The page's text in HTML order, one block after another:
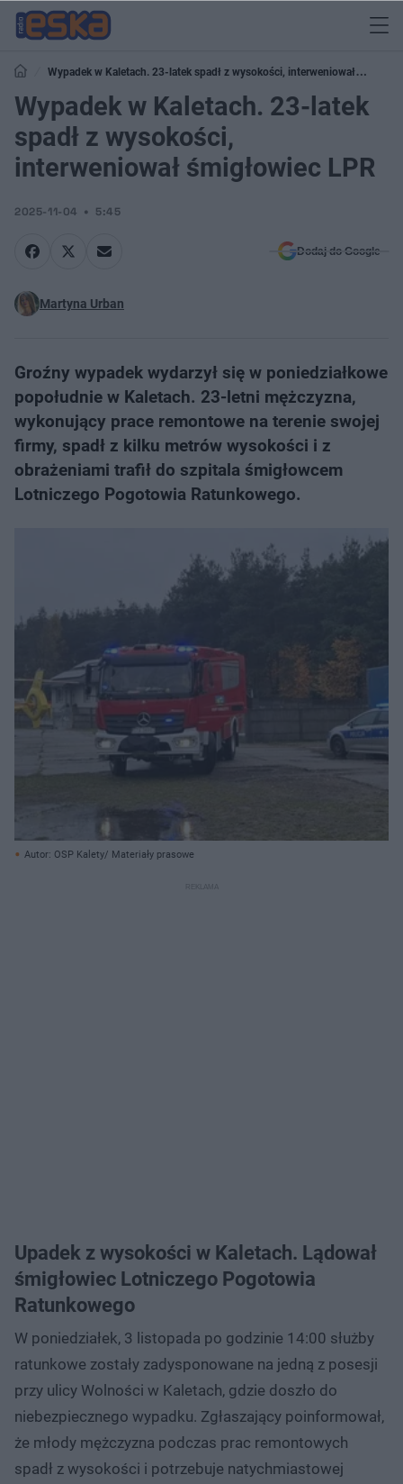
Wypadek w Kaletach. 23-latek spadł z wysokości, interweniował
śmigłowiec LPR
Wypadek w Kaletach. 23-latek
spadł z wysokości,
interweniował śmigłowiec LPR
2025-11-04 5:45
Dodaj do Google
Martyna Urban
Groźny wypadek wydarzył się w poniedziałkowe
popołudnie w Kaletach. 23-letni mężczyzna,
wykonujący prace remontowe na terenie swojej
firmy, spadł z kilku metrów wysokości i z
obrażeniami trafił do szpitala śmigłowcem
Lotniczego Pogotowia Ratunkowego.
Autor: OSP Kalety/ Materiały prasowe
Upadek z wysokości w Kaletach. Lądował
śmigłowiec Lotniczego Pogotowia
Ratunkowego
W poniedziałek, 3 listopada po godzinie 14:00 służby
ratunkowe zostały zadysponowane na jedną z posesji
przy ulicy Wolności w Kaletach, gdzie doszło do
niebezpiecznego wypadku. Zgłaszający poinformował,
że młody mężczyzna podczas prac remontowych
spadł z wysokości i potrzebuje natychmiastowej